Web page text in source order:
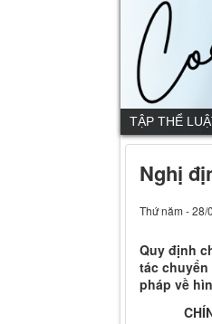
TẬP THỂ
Nghị
Thứ năm - 28/
Quy định
tác
pháp về